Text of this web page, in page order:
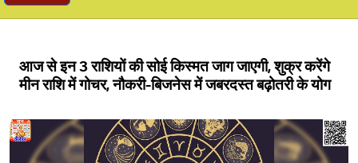
आज से इन 3 राशियों की सोई किस्मत जाग जाएगी, शुक्र करेंगे
मीन राशि में गोचर, नौकरी-बिजनेस में जबरदस्त बढ़ोतरी के योग